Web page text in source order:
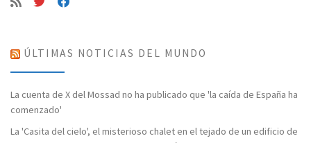
ÚLTIMAS NOTICIAS DEL MUNDO
La cuenta de X del Mossad no ha publicado que 'la caída de España ha
comenzado'
La 'Casita del cielo', el misterioso chalet en el tejado de un edificio de